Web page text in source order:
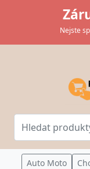
Nejste
Auto Moto